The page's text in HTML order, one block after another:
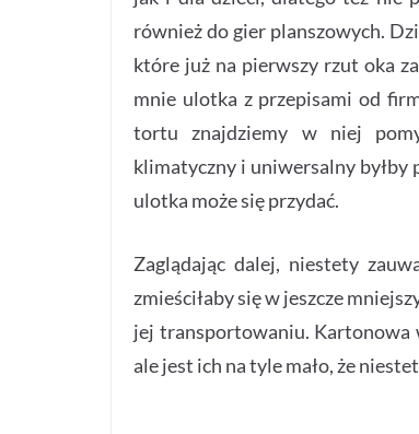
również do gier planszowych.
które już na pierwszy rzut oka
mnie ulotka z przepisami od
tortu znajdziemy w niej
klimatyczny i uniwersalny byłby
ulotka może się przydać.
Zaglądając dalej, niestety
zmieściłaby się w jeszcze
jej transportowaniu. Kartonowa
ale jest ich na tyle mało, że